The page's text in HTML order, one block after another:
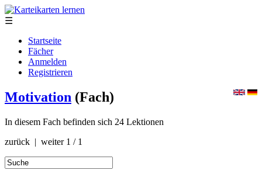
☰
Startseite
Fächer
Anmelden
Registrieren
Motivation (Fach)
In diesem Fach befinden sich 24 Lektionen
zurück | weiter 1 / 1